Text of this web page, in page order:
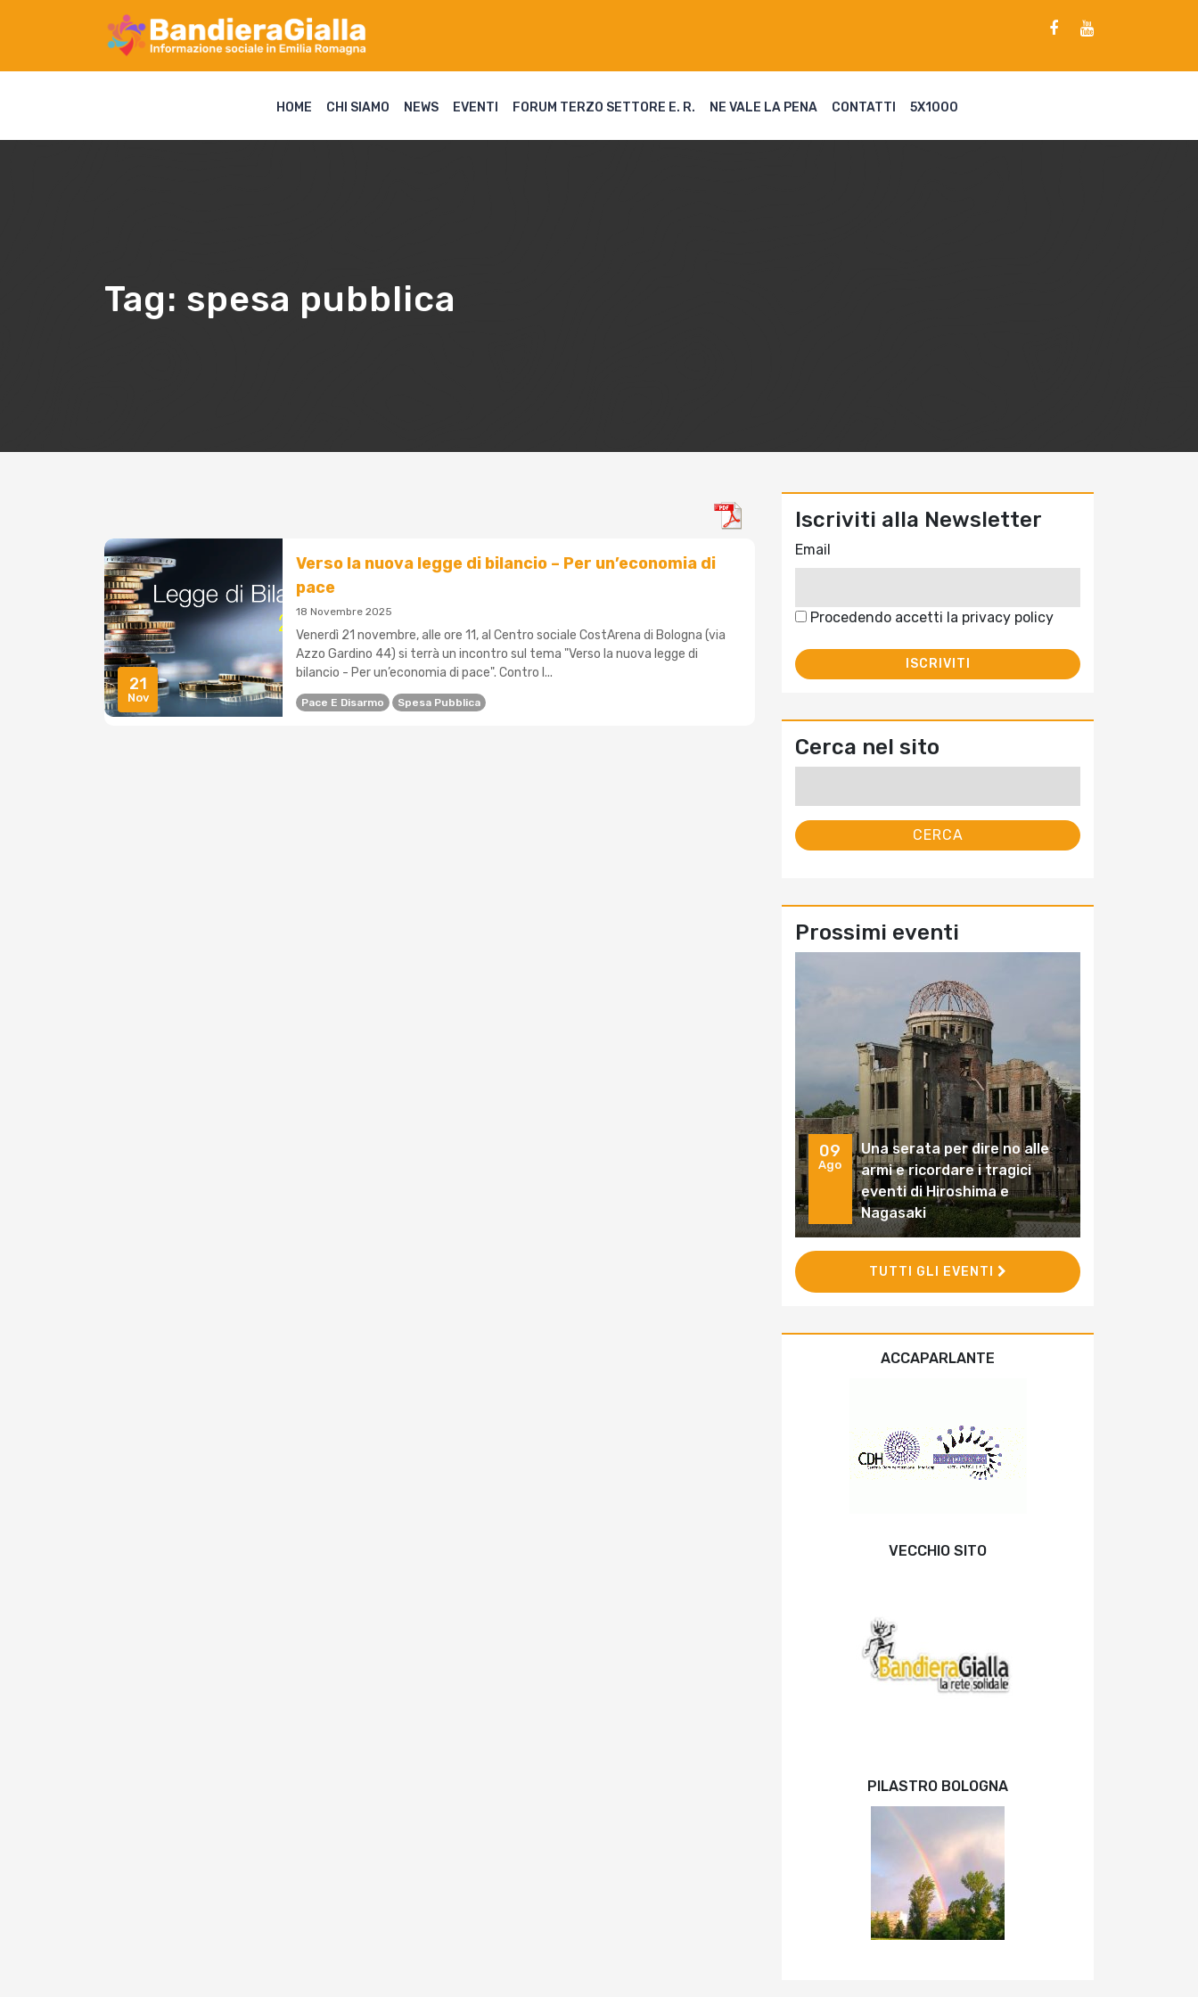
HOME CHI SIAMO NEWS EVENTI FORUM TERZO SETTORE E. R. NE VALE LA PENA CONTATTI 5X1000
Tag: spesa pubblica
21
Nov
Verso la nuova legge di bilancio – Per un’economia di
pace
18 Novembre 2025
Venerdì 21 novembre, alle ore 11, al Centro sociale CostArena di Bologna (via
Azzo Gardino 44) si terrà un incontro sul tema "Verso la nuova legge di
bilancio - Per un’economia di pace". Contro l...
Pace E Disarmo Spesa Pubblica
Iscriviti alla Newsletter
Email
Procedendo accetti la privacy policy
Cerca nel sito
Prossimi eventi
09
Ago
Una serata per dire no alle
armi e ricordare i tragici
eventi di Hiroshima e
Nagasaki
TUTTI GLI EVENTI
ACCAPARLANTE
VECCHIO SITO
PILASTRO BOLOGNA